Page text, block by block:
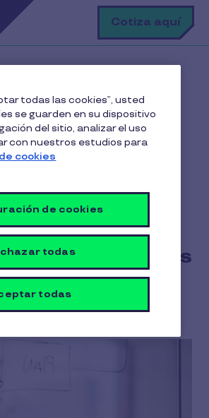
principal Cotiza aquí
productividad laboral: cómo lograr
de la
laboral:
más en menos
26 Junio 2023
todas las cookies”, usted
se guarden en su dispositivo
del sitio, analizar el uso
con nuestros estudios para
cookies
de cookies
todas
todas